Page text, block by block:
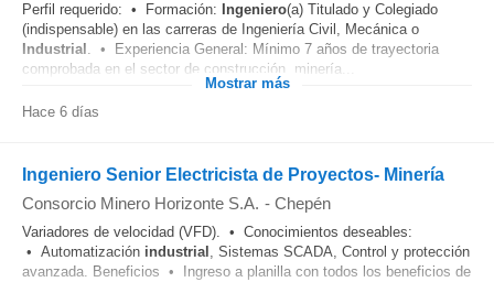
Perfil requerido: • Formación: Ingeniero(a) Titulado y Colegiado
(indispensable) en las carreras de Ingeniería Civil, Mecánica o
Industrial. • Experiencia General: Mínimo 7 años de trayectoria
comprobada en el sector de construcción, minería...
Mostrar más
Hace 6 días
Ingeniero Senior Electricista de Proyectos- Minería
Consorcio Minero Horizonte S.A. - Chepén
Variadores de velocidad (VFD). • Conocimientos deseables:
• Automatización industrial , Sistemas SCADA, Control y protección
avanzada. Beneficios • Ingreso a planilla con todos los beneficios de